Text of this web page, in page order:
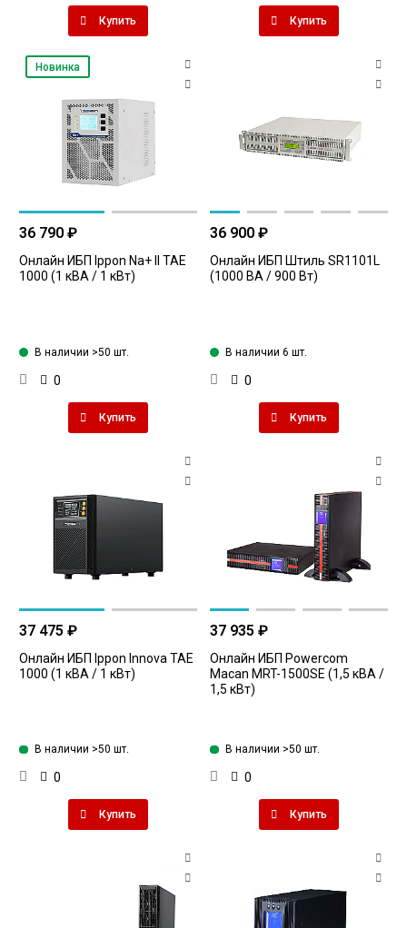
Купить Купить
Новинка
36 790 ₽
Онлайн ИБП Ippon Na+ II TAЕ
1000 (1 кВА / 1 кВт)
В наличии >50 шт.
0
Купить
36 900 ₽
Онлайн ИБП Штиль SR1101L
(1000 ВА / 900 Вт)
В наличии 6 шт.
0
Купить
37 475 ₽
Онлайн ИБП Ippon Innova TAE
1000 (1 кВА / 1 кВт)
В наличии >50 шт.
0
Купить
37 935 ₽
Онлайн ИБП Powercom
Macan MRT-1500SE (1,5 кВА /
1,5 кВт)
В наличии >50 шт.
0
Купить